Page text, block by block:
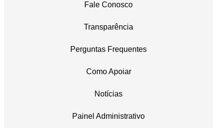
Fale Conosco
Transparência
Perguntas Frequentes
Como Apoiar
Notícias
Painel Administrativo